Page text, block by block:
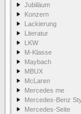
Jubiläum
Konzern
Lackierung
Literatur
LKW
M-Klasse
Maybach
MBUX
McLaren
Mercedes me
Mercedes-Benz
Mercedes-Seite